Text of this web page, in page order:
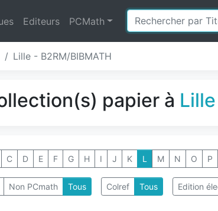
Editeurs PCMath
Lille - B2RM/BIBMATH
papier à
C D E F G H I J K L M N O P
Non PCmath Tous Colref Tous Edition